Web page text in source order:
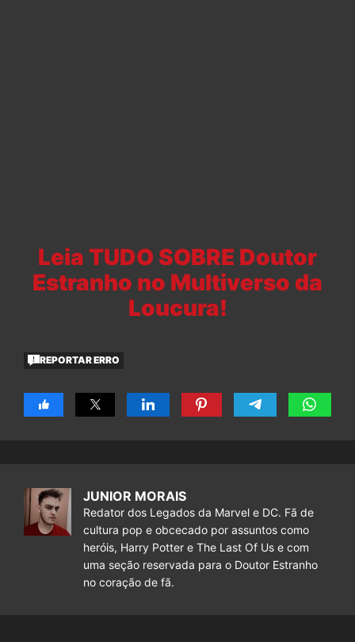
Leia TUDO SOBRE Doutor
Estranho no Multiverso da
Loucura!
REPORTAR ERRO
JUNIOR MORAIS
Redator dos Legados da Marvel e DC. Fã de
cultura pop e obcecado por assuntos como
heróis, Harry Potter e The Last Of Us e com
uma seção reservada para o Doutor Estranho
no coração de fã.